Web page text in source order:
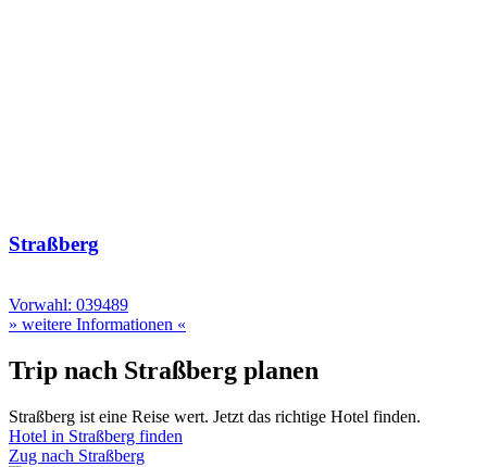
Straßberg
Vorwahl: 039489
» weitere Informationen «
Trip nach Straßberg planen
Straßberg ist eine Reise wert. Jetzt das richtige Hotel finden.
Hotel in Straßberg finden
Zug nach Straßberg